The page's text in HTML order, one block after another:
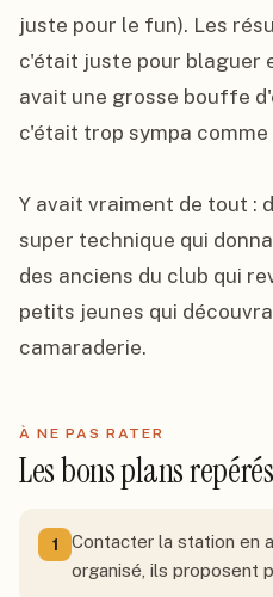
juste pour le fun). Les
c'était juste pour blaguer
avait une grosse bouffe
c'était trop sympa comme
Y avait vraiment de tout :
super technique qui
des anciens du club qui
petits jeunes qui
camaraderie.
À NE PAS RATER
Les bons plans
1
Contacter la station en
organisé, ils proposent